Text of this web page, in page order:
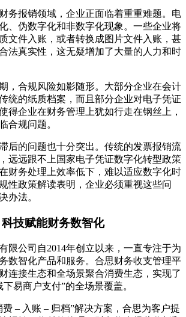
务报销领域，企业正面临着重重难题。电
、伪数字化和非数字化现象。一些企业将
文件入账，或者转换成图片文件入账，甚
法真实性，这无疑增加了大量的人力和时
，合规风险如影随形。大部分企业在会计
统的纸质档案，而且部分企业对电子凭证
得企业在财务管理上犹如行走在钢丝上，
合规问题。
后的问题也十分突出。传统的发票报销流
远远跟不上国家电子凭证数字化转型政策
财务处理上效率低下，难以适应数字化时
性政策解读表明，企业必须重视这些问
办法。
技赋能财务数智化
限公司自2014年创立以来，一直专注于为
数智化产品和服务。合思财务收支管理平
连接生态和全场景聚合消费生态，实现了
易商户支付”的全场景覆盖。
– 入账 – 归档”解决方案，合思为客户提